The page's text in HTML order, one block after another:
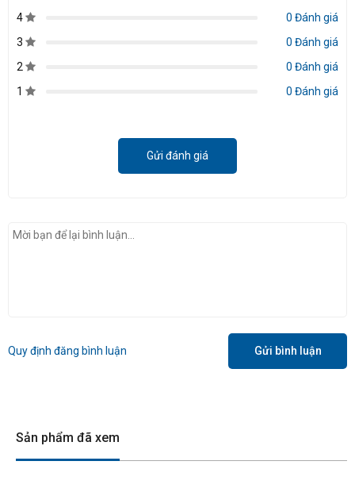
4
0 Đánh giá
3
0 Đánh giá
2
0 Đánh giá
1
0 Đánh giá
Gửi đánh giá
Quy định đăng bình luận Gửi bình luận
Sản phẩm đã xem